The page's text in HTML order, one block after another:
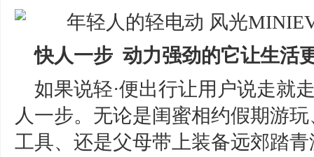
快人一步 动力强劲的它让生活
如果说轻·便出行让用户说走就
人一步。无论是闺蜜相约假期游
工具、还是父母带上装备远郊踏